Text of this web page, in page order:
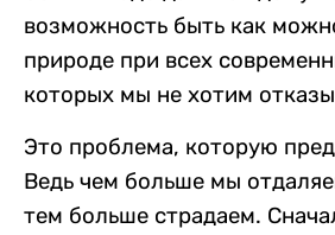
возможность быть как
природе при всех
которых мы не хотим
Это проблема, которую
Ведь чем больше мы
тем больше страдаем.